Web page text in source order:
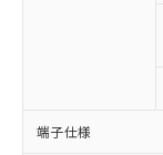
端子仕様
こ
在
記
タ
覧
準
いたも
むを得
*EU RoHS
鉛(Pb)
六価クロム
類(PBB)
基準値
「－」
ム) : 100ppm
当
為
（
ま
国
可